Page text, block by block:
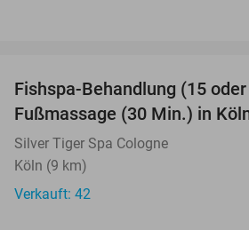
Fishspa-Behandlung (15
Fußmassage (30 Min.) in
Silver Tiger Spa Cologne
Köln (9 km)
Verkauft: 42